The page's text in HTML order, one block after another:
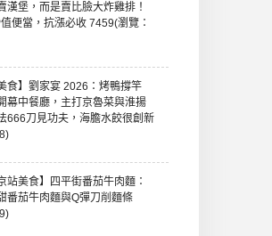
漢堡，而是賣比臉大炸雞排！
便當，抗漲必收 7459(瀏覽：
食】劉家宴 2026：烤鴨撐竿
幕中餐廳，主打京魯菜與淮揚
666刀見功夫，海膽水餃很創新
站美食】四平街番茄牛肉麵：
番茄牛肉麵與Q彈刀削麵條